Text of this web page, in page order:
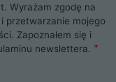
Wyrażam zgodę na
przetwarzanie mojego
Zapoznałem się i
newslettera.